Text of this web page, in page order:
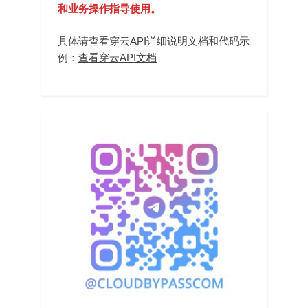
和业务操作指导使用。
具体请查看穿云API详细说明文档和代码示
例： 查看穿云API文档